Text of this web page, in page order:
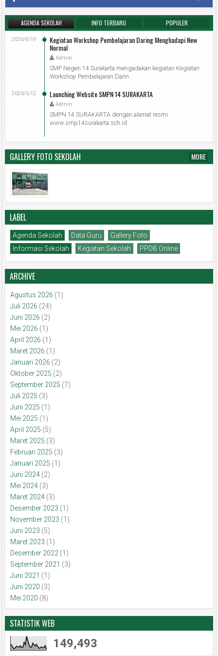
AGENDA SEKOLAH INFO TERBARU POPULER
Kegiatan Workshop Pembelajaran Daring Menghadapi New
Normal
Admin
2020/6/19
SMP Negeri 14 Surakarta mengadakan kegiatan Kegiatan
Workshop Pembelajaran Darin...
Launching Website SMPN 14 SURAKARTA
Admin
2020/5/12
SMPN 14 SURAKARTA dengan alamat resmi:
www.smp14surakarta.sch.id
GALLERY FOTO SEKOLAH MORE
LABEL
Agenda Sekolah Data Guru
Gallery Foto
Informasi Sekolah
Kegiatan Sekolah PPDB Online
ARCHIVE
Agustus 2026 (1)
Juli 2026 (24)
Juni 2026 (2)
Mei 2026 (1)
April 2026 (1)
Maret 2026 (1)
Januari 2026 (2)
Oktober 2025 (2)
September 2025 (7)
Juli 2025 (3)
Juni 2025 (1)
Mei 2025 (1)
April 2025 (5)
Maret 2025 (3)
Februari 2025 (3)
Januari 2025 (1)
Juni 2024 (2)
Mei 2024 (3)
Maret 2024 (3)
Desember 2023 (1)
November 2023 (1)
Juni 2023 (5)
Maret 2023 (1)
Desember 2022 (1)
September 2021 (3)
Juni 2021 (1)
Juni 2020 (3)
Mei 2020 (8)
STATISTIK WEB
149,493